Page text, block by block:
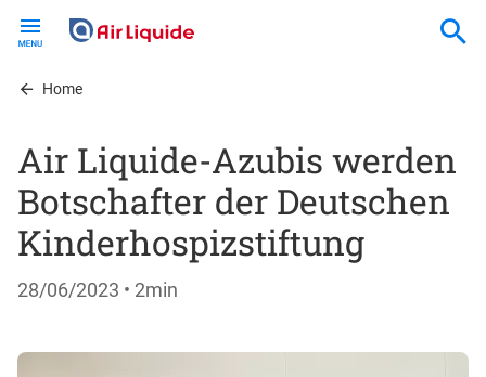
contentHome
Air Liquide-Azubis werden
Botschafter der Deutschen
Kinderhospizstiftung
28/06/2023 • 2min